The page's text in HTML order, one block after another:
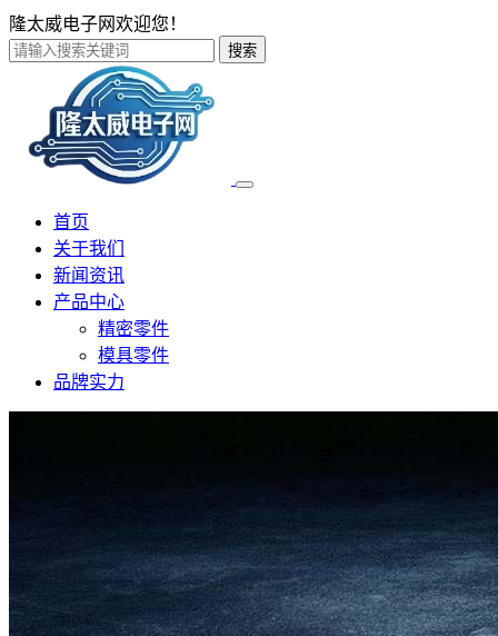
隆太威电子网欢迎您！
搜索
首页
关于我们
新闻资讯
产品中心
精密零件
模具零件
品牌实力